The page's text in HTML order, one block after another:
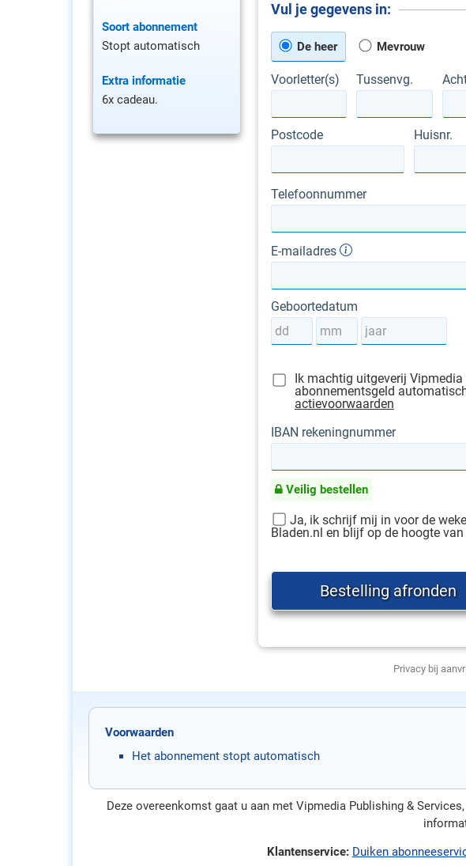
Soort abonnement
Stopt automatisch
Extra informatie
6x cadeau.
Vul je gegevens in:
De heer Mevrouw
Voorletter(s) Tussenvg.
Postcode Huisnr.
Telefoonnummer
E-mailadres
Geboortedatum
Ik machtig uitgeverij
abonnementsgeld
actievoorwaarden
IBAN rekeningnummer
Veilig bestellen
Ja, ik schrijf mij in voor de
Bladen.nl en blijf op de hoogte
Privacy bij
Voorwaarden
Het abonnement stopt automatisch
Deze overeenkomst gaat u aan met Vipmedia Publishing &
Klantenservice: Duiken